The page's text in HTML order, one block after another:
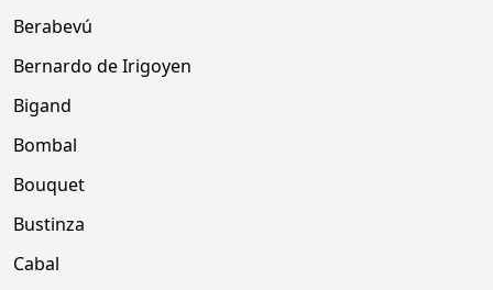
Berabevú
Bernardo de Irigoyen
Bigand
Bombal
Bouquet
Bustinza
Cabal